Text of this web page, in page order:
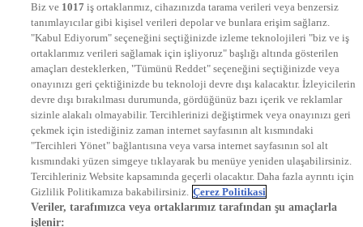
STAR
EURO STAR
KRAL POP TV
DYG Radyolar
NTV RADYO
KRAL FM
KRAL POP
EKSEN
VOYAGE
DYG Dijital
ntv.com.tr
ntvspor.net
secim.ntv.com.tr
startv.com.tr
kralmuzik.com.tr
Biz ve 1017 iş ortaklarımız, cihazınızda tarama verileri veya benzersiz
tanımlayıcılar gibi kişisel verileri depolar ve bunlara erişim sağlarız.
"Kabul Ediyorum" seçeneğini seçtiğinizde izleme teknolojileri "biz ve iş
ortaklarımız verileri sağlamak için işliyoruz" başlığı altında gösterilen
amaçları desteklerken, "Tümünü Reddet" seçeneğini seçtiğinizde veya
onayınızı geri çektiğinizde bu teknoloji devre dışı kalacaktır. İzleyicilerin
devre dışı bırakılması durumunda, gördüğünüz bazı içerik ve reklamlar
sizinle alakalı olmayabilir. Tercihlerinizi değiştirmek veya onayınızı geri
çekmek için istediğiniz zaman internet sayfasının alt kısmındaki
"Tercihleri Yönet" bağlantısına veya varsa internet sayfasının sol alt
kısmındaki yüzen simgeye tıklayarak bu menüye yeniden ulaşabilirsiniz.
Tercihleriniz Website kapsamında geçerli olacaktır. Daha fazla ayrıntı için
Gizlilik Politikamıza bakabilirsiniz. Çerez Politikasi
Veriler, tarafımızca veya ortaklarımız tarafından şu amaçlarla
işlenir: